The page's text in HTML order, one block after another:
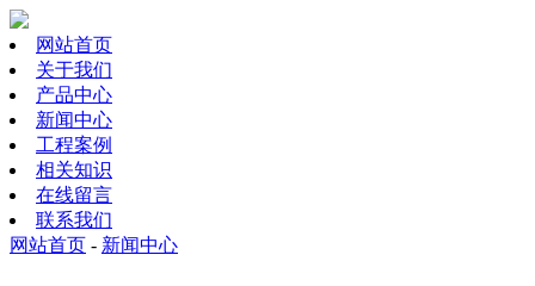
网站首页
关于我们
产品中心
新闻中心
工程案例
相关知识
在线留言
联系我们
网站首页 - 新闻中心